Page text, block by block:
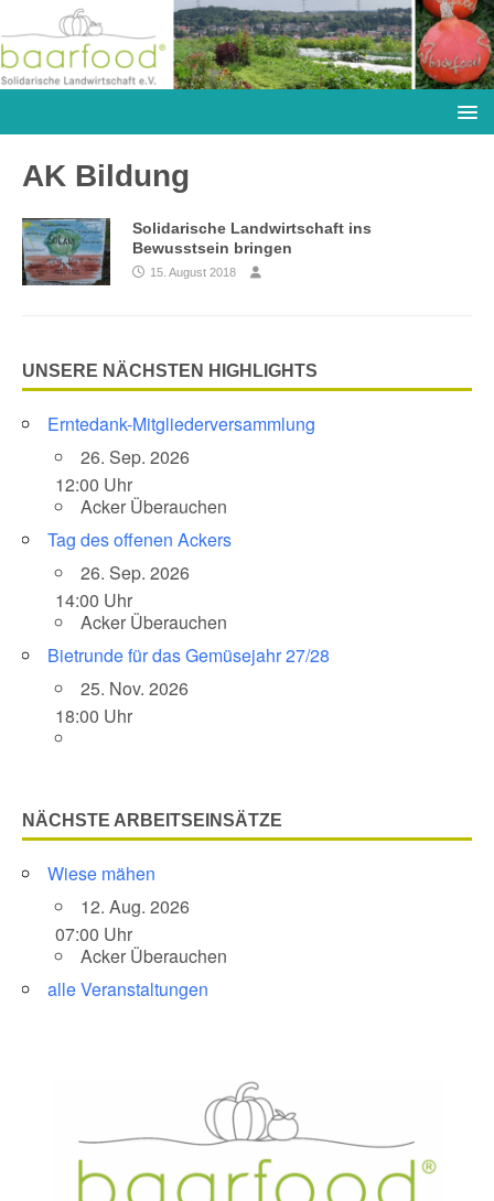
AK Bildung
Solidarische Landwirtschaft ins
Bewusstsein bringen
15. August 2018
UNSERE NÄCHSTEN HIGHLIGHTS
Erntedank-Mitgliederversammlung
26. Sep. 2026
12:00 Uhr
Acker Überauchen
Tag des offenen Ackers
26. Sep. 2026
14:00 Uhr
Acker Überauchen
Bietrunde für das Gemüsejahr 27/28
25. Nov. 2026
18:00 Uhr
NÄCHSTE ARBEITSEINSÄTZE
Wiese mähen
12. Aug. 2026
07:00 Uhr
Acker Überauchen
alle Veranstaltungen